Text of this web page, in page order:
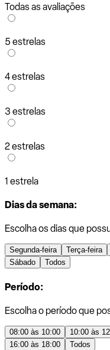
Todas as avaliações
5 estrelas
4 estrelas
3 estrelas
2 estrelas
1 estrela
Dias da semana:
Escolha os dias que
Segunda-feira Terça-feira
Sábado
Todos
Período:
Escolha o período que
08:00 às 10:00 10:00 às
16:00 às 18:00
Todos